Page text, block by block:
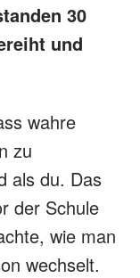
30
und
wahre
zu
als du. Das
der Schule
wie man
wechselt.